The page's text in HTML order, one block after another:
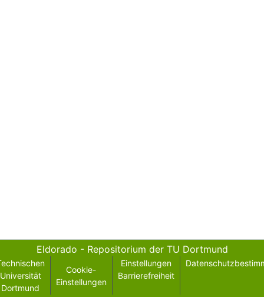
Eldorado - Repositorium der TU Dortmund
Universität
Dortmund
Cookie-
Einstellungen
Einstellungen
Barrierefreiheit